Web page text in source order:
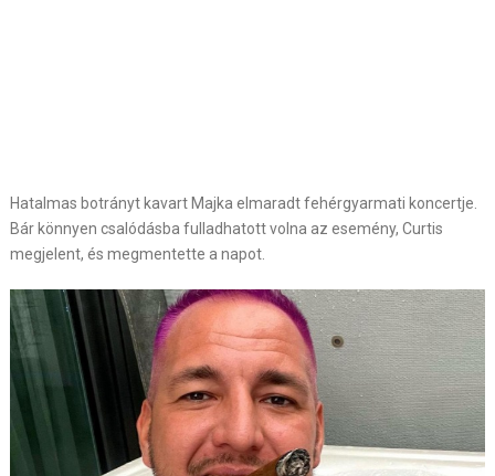
Hatalmas botrányt kavart Majka elmaradt fehérgyarmati koncertje.
Bár könnyen csalódásba fulladhatott volna az esemény, Curtis
megjelent, és megmentette a napot.